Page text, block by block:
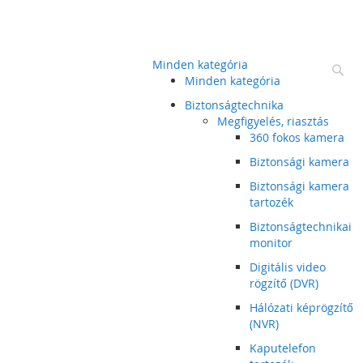
Minden kategória
Minden kategória
Biztonságtechnika
Megfigyelés, riasztás
360 fokos kamera
Biztonsági kamera
Biztonsági kamera
tartozék
Biztonságtechnikai
monitor
Digitális video
rögzítő (DVR)
Hálózati képrögzítő
(NVR)
Kaputelefon